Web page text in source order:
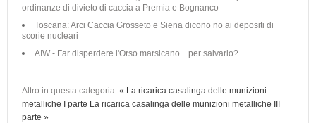
ordinanze di divieto di caccia a Premia e Bognanco
Toscana: Arci Caccia Grosseto e Siena dicono no ai depositi di
scorie nucleari
AIW - Far disperdere l'Orso marsicano... per salvarlo?
Altro in questa categoria: « La ricarica casalinga delle munizioni
metalliche I parte La ricarica casalinga delle munizioni metalliche III
parte »